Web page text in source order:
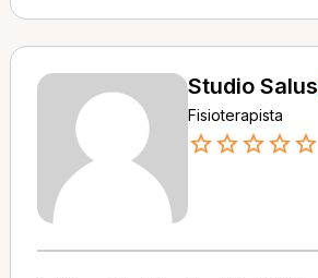
Studio Salus
Fisioterapista